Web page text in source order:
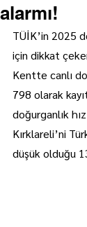
alarmı!
TÜİK’in 2025
için dikkat
Kentte canlı
798 olarak
doğurganlık
Kırklareli’ni
düşük olduğu